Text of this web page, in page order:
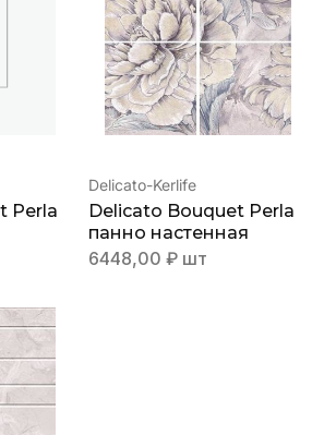
Perla
Delicato-Kerlife
Delicato Bouquet Perla
панно настенная
6448,00 ₽ шт